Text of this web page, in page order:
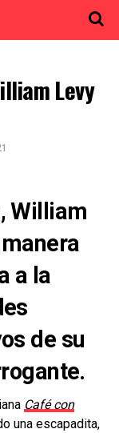
Levy
William
a la
de su
Café con
una escapadita,